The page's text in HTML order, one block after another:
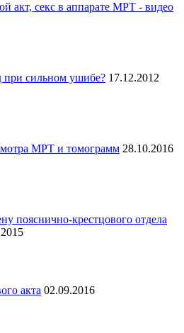
акт, секс в аппарате МРТ - видео
при сильном ушибе? 17.12.2012
МРТ и томограмм 28.10.2016
пояснично-крестцового отдела
акта 02.09.2016